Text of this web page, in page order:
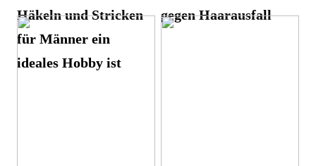
Häkeln und Stricken
für Männer ein
ideales Hobby ist
gegen Haarausfall